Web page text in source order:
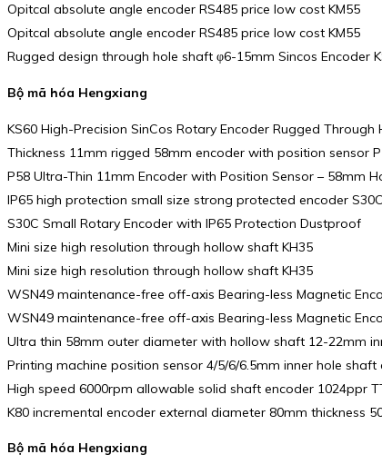
Opitcal absolute angle encoder RS485 price low cost KM55
Opitcal absolute angle encoder RS485 price low cost KM55
Rugged design through hole shaft φ6-15mm Sincos Encoder
Bộ mã hóa Hengxiang
KS60 High-Precision SinCos Rotary Encoder Rugged
Thickness 11mm rigged 58mm encoder with position sensor
P58 Ultra-Thin 11mm Encoder with Position Sensor – 58mm
IP65 high protection small size strong protected encoder S30C
S30C Small Rotary Encoder with IP65 Protection Dustproof
Mini size high resolution through hollow shaft KH35
Mini size high resolution through hollow shaft KH35
WSN49 maintenance-free off-axis Bearing-less Magnetic
WSN49 maintenance-free off-axis Bearing-less Magnetic
Ultra thin 58mm outer diameter with hollow shaft 12-22mm
Printing machine position sensor 4/5/6/6.5mm inner hole shaft
High speed 6000rpm allowable solid shaft encoder 1024ppr
K80 incremental encoder external diameter 80mm thickness
Bộ mã hóa Hengxiang